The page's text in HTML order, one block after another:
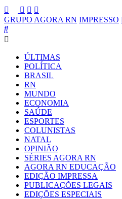
GRUPO AGORA RN IMPRESSO
ÚLTIMAS
POLÍTICA
BRASIL
RN
MUNDO
ECONOMIA
SAÚDE
ESPORTES
COLUNISTAS
NATAL
OPINIÃO
SÉRIES AGORA RN
AGORA RN EDUCAÇÃO
EDIÇÃO IMPRESSA
PUBLICAÇÕES LEGAIS
EDIÇÕES ESPECIAIS